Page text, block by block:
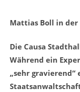
Mattias Boll in der
Die Causa
Während ein
„sehr